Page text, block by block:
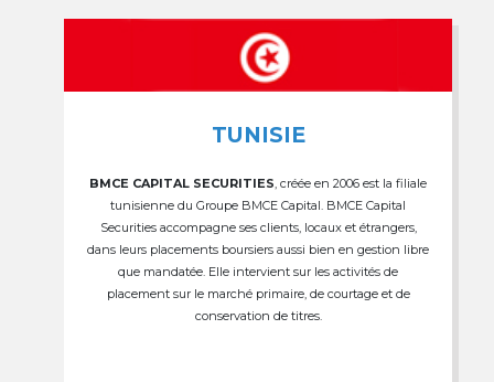
TUNISIE
BMCE CAPITAL SECURITIES , créée en 2006 est la filiale
tunisienne du Groupe BMCE Capital. BMCE Capital
Securities accompagne ses clients, locaux et étrangers,
dans leurs placements boursiers aussi bien en gestion libre
que mandatée. Elle intervient sur les activités de
placement sur le marché primaire, de courtage et de
conservation de titres.